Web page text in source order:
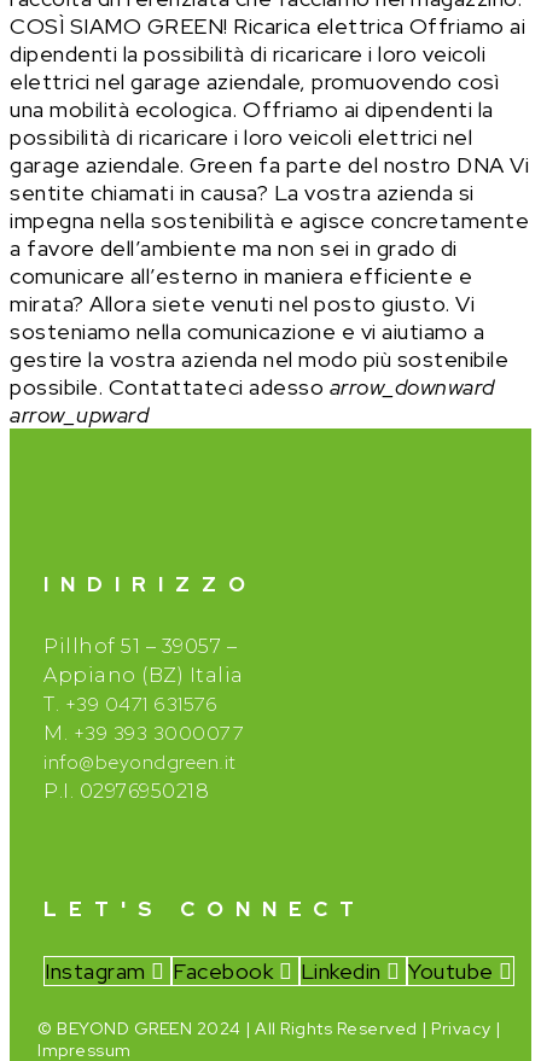
COSÌ SIAMO GREEN! Ricarica elettrica Offriamo ai
dipendenti la possibilità di ricaricare i loro veicoli
elettrici nel garage aziendale, promuovendo così
una mobilità ecologica. Offriamo ai dipendenti la
possibilità di ricaricare i loro veicoli elettrici nel
garage aziendale. Green fa parte del nostro DNA Vi
sentite chiamati in causa? La vostra azienda si
impegna nella sostenibilità e agisce concretamente
a favore dell’ambiente ma non sei in grado di
comunicare all’esterno in maniera efficiente e
mirata? Allora siete venuti nel posto giusto. Vi
sosteniamo nella comunicazione e vi aiutiamo a
gestire la vostra azienda nel modo più sostenibile
possibile. Contattateci adesso arrow_downward
arrow_upward
INDIRIZZO
Pillhof 51 – 39057 –
Appiano (BZ) Italia
T. +39 0471 631576
M. +39 393 3000077
info@beyondgreen.it
P.I. 02976950218
LET'S CONNECT
Instagram Facebook Linkedin Youtube
© BEYOND GREEN 2024 | All Rights Reserved | Privacy |
Impressum